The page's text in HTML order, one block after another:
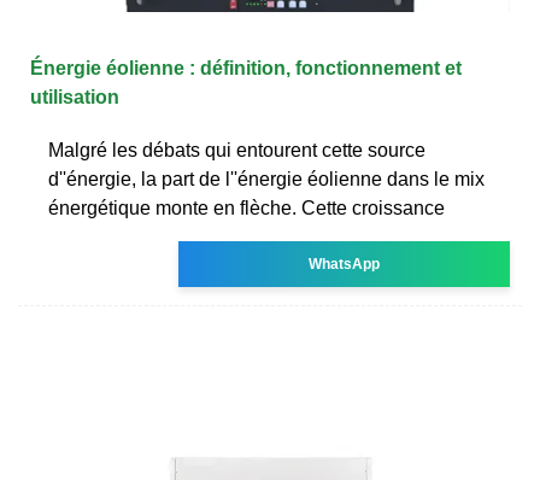
Énergie éolienne : définition, fonctionnement et
utilisation
Malgré les débats qui entourent cette source
d''énergie, la part de l''énergie éolienne dans le mix
énergétique monte en flèche. Cette croissance
WhatsApp